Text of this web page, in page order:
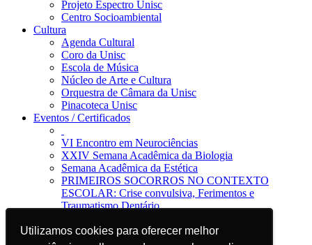
Utilizamos cookies para oferecer melhor
Utilizamos cookies para oferecer melhor
Projeto Espectro Unisc
Centro Socioambiental
Cultura
Agenda Cultural
Coro da Unisc
Escola de Música
Núcleo de Arte e Cultura
Orquestra de Câmara da Unisc
Pinacoteca Unisc
Eventos / Certificados
VI Encontro em Neurociências
XXIV Semana Acadêmica da Biologia
Semana Acadêmica da Estética
PRIMEIROS SOCORROS NO CONTEXTO
ESCOLAR: Crise convulsiva, Ferimentos e
Traumatismo Dentário
Jornal da Unisc